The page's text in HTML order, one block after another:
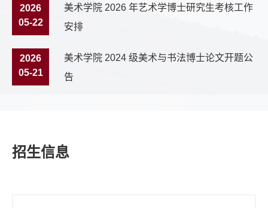
2026
05-22
美术学院 2026 年艺术学博士研究生考核工作
安排
2026
05-21
美术学院 2024 级美术与书法博士论文开题公
告
招生信息